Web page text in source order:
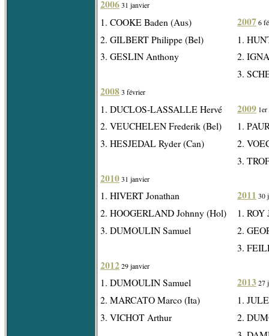
2006 31 janvier
1. COOKE Baden (Aus)
2. GILBERT Philippe (Bel)
3. GESLIN Anthony
2008 3 février
1. DUCLOS-LASSALLE Hervé
2. VEUCHELEN Frederik (Bel)
3. HESJEDAL Ryder (Can)
2010 31 janvier
1. HIVERT Jonathan
2. HOOGERLAND Johnny (Hol)
3. DUMOULIN Samuel
2012 29 janvier
1. DUMOULIN Samuel
2. MARCATO Marco (Ita)
3. VICHOT Arthur
2007 6
1.
2.
3.
2009
1.
2.
3.
2011 30
1. ROY
2.
3.
2013 27
1.
2.